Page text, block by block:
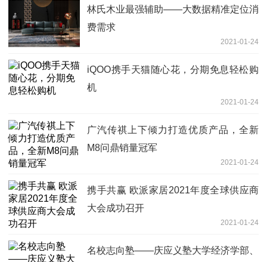
林氏木业最强辅助——大数据精准定位消
费需求
2021-01-24
iQOO携手天猫随心花，分期免息轻松购
机
2021-01-24
广汽传祺上下倾力打造优质产品，全新
M8问鼎销量冠军
2021-01-24
携手共赢 欧派家居2021年度全球供应商
大会成功召开
2021-01-24
名校志向塾——庆应义塾大学经济学部、